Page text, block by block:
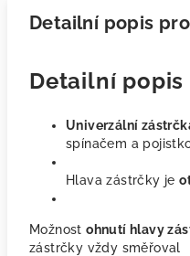
Detailní popis
Detailní popis
Univerzální
spínačem a
Hlava zástrčky je
Možnostohnutí hlavy
zástrčky vždy směřoval